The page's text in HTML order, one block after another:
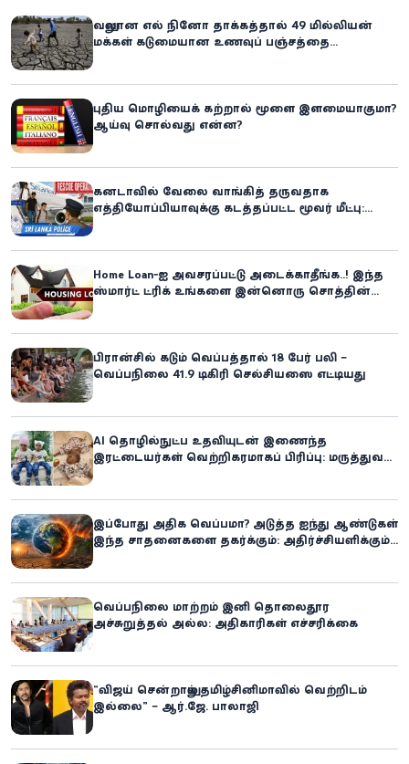
வலுவான எல் நினோ தாக்கத்தால் 49 மில்லியன்
மக்கள் கடுமையான உணவுப் பஞ்சத்தை
புதிய மொழியைக் கற்றால் மூளை இளமையாகுமா?
ஆய்வு சொல்வது என்ன?
கனடாவில் வேலை வாங்கித் தருவதாக
எத்தியோப்பியாவுக்கு கடத்தப்பட்ட மூவர் மீட்பு:
Home Loan-ஐ அவசரப்பட்டு அடைக்காதீங்க..! இந்த
ஸ்மார்ட் ட்ரிக் உங்களை இன்னொரு சொத்தின்
பிரான்சில் கடும் வெப்பத்தால் 18 பேர் பலி –
வெப்பநிலை 41.9 டிகிரி செல்சியஸை எட்டியது
AI தொழில்நுட்ப உதவியுடன் இணைந்த
இரட்டையர்கள் வெற்றிகரமாகப் பிரிப்பு: மருத்துவ
இப்போது அதிக வெப்பமா? அடுத்த ஐந்து ஆண்டுகள்
இந்த சாதனைகளை தகர்க்கும்: அதிர்ச்சியளிக்கும்
வெப்பநிலை மாற்றம் இனி தொலைதூர
அச்சுறுத்தல் அல்ல: அதிகாரிகள் எச்சரிக்கை
“விஜய் சென்றாலும் தமிழ்சினிமாவில் வெற்றிடம்
இல்லை” – ஆர்.ஜே. பாலாஜி